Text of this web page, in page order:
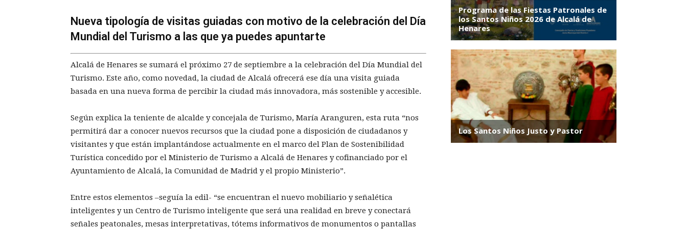
Nueva tipología de visitas guiadas con motivo de la celebración del Día
Mundial del Turismo a las que ya puedes apuntarte
Alcalá de Henares se sumará el próximo 27 de septiembre a la celebración del Día Mundial del
Turismo. Este año, como novedad, la ciudad de Alcalá ofrecerá ese día una visita guiada
basada en una nueva forma de percibir la ciudad más innovadora, más sostenible y accesible.
Según explica la teniente de alcalde y concejala de Turismo, María Aranguren, esta ruta “nos
permitirá dar a conocer nuevos recursos que la ciudad pone a disposición de ciudadanos y
visitantes y que están implantándose actualmente en el marco del Plan de Sostenibilidad
Turística concedido por el Ministerio de Turismo a Alcalá de Henares y cofinanciado por el
Ayuntamiento de Alcalá, la Comunidad de Madrid y el propio Ministerio”.
Entre estos elementos –seguía la edil- “se encuentran el nuevo mobiliario y señalética
inteligentes y un Centro de Turismo inteligente que será una realidad en breve y conectará
señales peatonales, mesas interpretativas, tótems informativos de monumentos o pantallas